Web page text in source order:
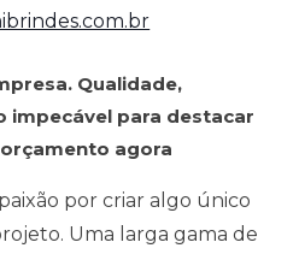
Qualidade,
impecável para destacar
agora
por criar algo único
Uma larga gama de